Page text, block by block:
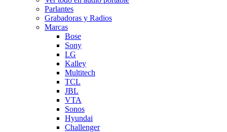
Parlantes
Grabadoras y Radios
Marcas
Bose
Sony
LG
Kalley
Multitech
TCL
JBL
VTA
Sonos
Hyundai
Challenger